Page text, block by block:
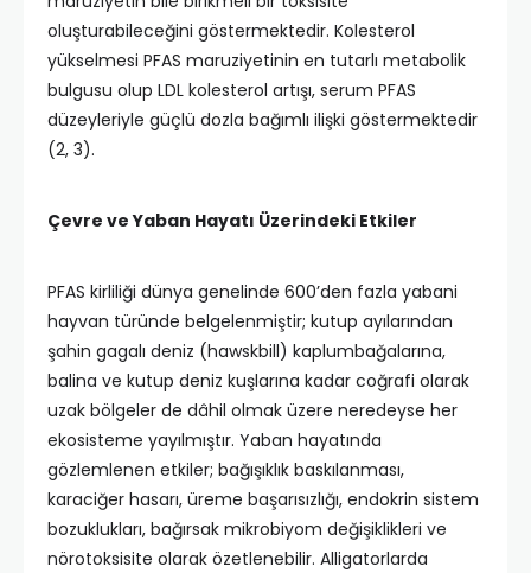
oluşturabileceğini göstermektedir. Kolesterol
yükselmesi PFAS maruziyetinin en tutarlı metabolik
bulgusu olup LDL kolesterol artışı, serum PFAS
düzeyleriyle güçlü dozla bağımlı ilişki göstermektedir
(2, 3).
Çevre ve Yaban Hayatı Üzerindeki Etkiler
PFAS kirliliği dünya genelinde 600’den fazla yabani
hayvan türünde belgelenmiştir; kutup ayılarından
şahin gagalı deniz (hawskbill) kaplumbağalarına,
balina ve kutup deniz kuşlarına kadar coğrafi olarak
uzak bölgeler de dâhil olmak üzere neredeyse her
ekosisteme yayılmıştır. Yaban hayatında
gözlemlenen etkiler; bağışıklık baskılanması,
karaciğer hasarı, üreme başarısızlığı, endokrin sistem
bozuklukları, bağırsak mikrobiyom değişiklikleri ve
nörotoksisite olarak özetlenebilir. Alligatorlarda